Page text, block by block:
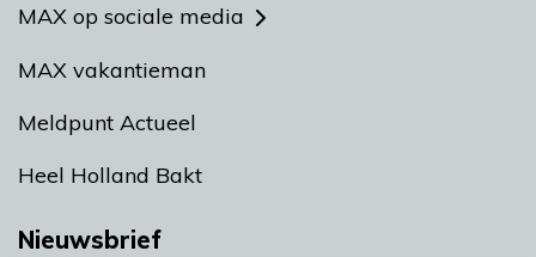
MAX op sociale media
MAX vakantieman
Meldpunt Actueel
Heel Holland Bakt
Nieuwsbrief